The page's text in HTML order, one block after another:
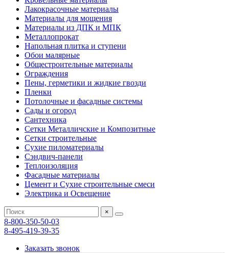
Лакокрасочные материалы
Материалы для мощения
Материалы из ДПК и МПК
Металлопрокат
Напольная плитка и ступени
Обои малярные
Общестроительные материалы
Ограждения
Пены, герметики и жидкие гвозди
Пленки
Потолочные и фасадные системы
Сады и огород
Сантехника
Сетки Металличские и Композитные
Сетки строительные
Сухие пиломатериалы
Сэндвич-панели
Теплоизоляция
Фасадные материалы
Цемент и Сухие строительные смеси
Электрика и Освещение
×
8-800-350-50-03
8-495-419-39-35
Заказать звонок